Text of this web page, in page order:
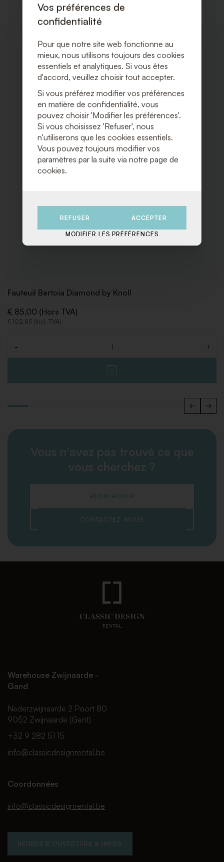
Fauteuil Bertoia Diamond by Knoll
€ 85,00 (Hors TVA)
€ 102,85 (Incl. TVA)
- +
Vous n'avez pas trouvé ce que
vous cherchez ?
RECHERCHER
CONTACTEZ-NOUS
Warehouse Zwijnaarde -
Gand
Nederzwijnaarde 2 Poort 80
9052 Zwijnaarde (Gent)
+32 9 282 51 15
info@classicdesignrental.be
Coordonnées
info@classicdesignrental.be
HEURES D'OUVERTURE & INFOS
Vos préférences de
confidentialité
Pour que notre site web fonctionne au
mieux, nous utilisons toujours des cookies
essentiels et analytiques. Si vous êtes
d'accord, veuillez choisir tout accepter.
Si vous préférez modifier vos préférences
en matière de confidentialité, vous
pouvez choisir 'Modifier les préférences'.
Si vous choisissez 'Refuser', nous
n'utiliserons que les cookies essentiels.
Vous pouvez toujours modifier vos
paramètres par la suite via notre page de
cookies.
REFUSER ACCEPTER
MODIFIER LES PRÉFÉRENCES